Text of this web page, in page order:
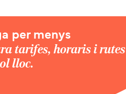
per menys
tarifes, horaris i rutes
lloc.